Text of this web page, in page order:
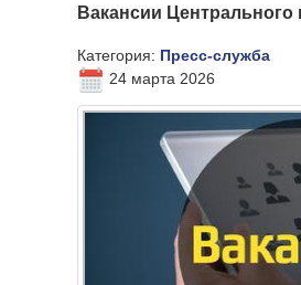
Вакансии Центрального
Категория: Пресс-служба
24 марта 2026